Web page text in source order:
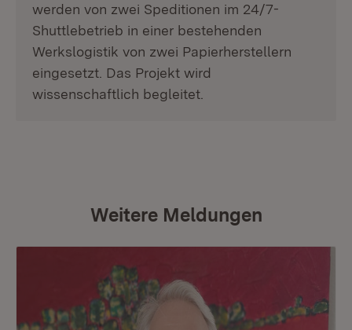
werden von zwei Speditionen im 24/7-
Shuttlebetrieb in einer bestehenden
Werkslogistik von zwei Papierherstellern
eingesetzt. Das Projekt wird
wissenschaftlich begleitet.
Weitere Meldungen